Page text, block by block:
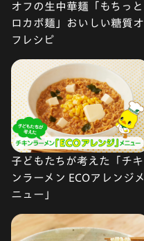
オフの生中華麺「もちっと
ロカボ麺」おいしい糖質オ
フレシピ
子どもたちが考えた「チキ
ンラーメン ECOアレンジメ
ニュー」